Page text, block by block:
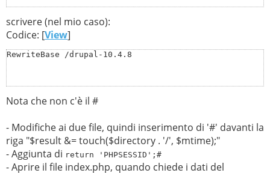
scrivere (nel mio caso):
Codice: [View]
RewriteBase /drupal-10.4.8
Nota che non c'è il #
- Modifiche ai due file, quindi inserimento di '#' davanti la
riga "$result &= touch($directory . '/', $mtime);"
- Aggiunta di return 'PHPSESSID';#
- Aprire il file index.php, quando chiede i dati del